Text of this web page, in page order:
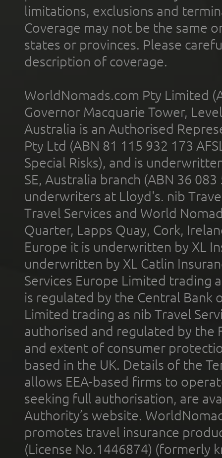
limitations, exclusions and
Coverage may not be the same
states or provinces. Please
description of coverage.
WorldNomads.com Pty Limited
Governor Macquarie Tower,
Australia is an Authorised
Pty Ltd (ABN 81 115 932 173
Special Risks), and is
SE, Australia branch (ABN 36
underwriters at Lloyd's. nib
Travel Services and World
Quarter, Lapps Quay, Cork,
Europe it is underwritten by XL
underwritten by XL Catlin
Services Europe Limited trading
is regulated by the Central Bank
Limited trading as nib Travel
authorised and regulated by the
and extent of consumer
based in the UK. Details of the
allows EEA-based firms to
seeking full authorisation, are
Authority’s website.
promotes travel insurance
(License No.1446874) (formerly